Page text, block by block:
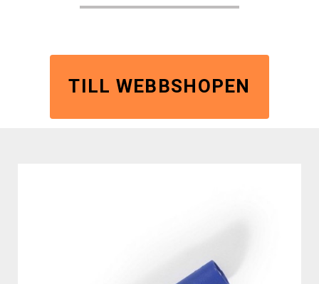
TILL WEBBSHOPEN